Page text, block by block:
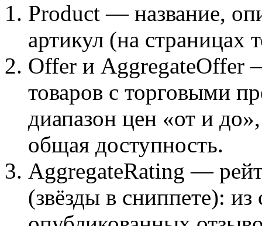
Product — название,
артикул (на страницах
Offer и AggregateOffer
товаров с торговыми
диапазон цен «от и
общая доступность.
AggregateRating —
(звёзды в сниппете):